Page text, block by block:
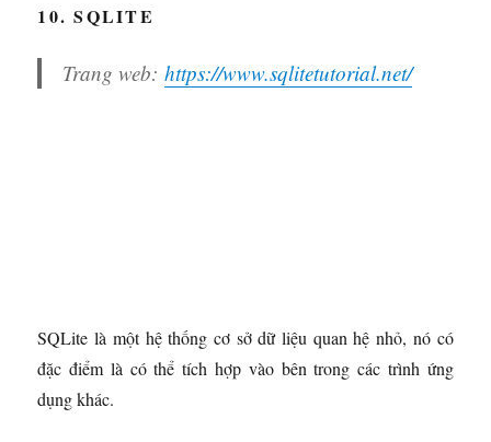
10. SQLITE
Trang web: https://www.sqlitetutorial.net/
SQLite là một hệ thống cơ sở dữ liệu quan hệ nhỏ, nó có
đặc điểm là có thể tích hợp vào bên trong các trình ứng
dụng khác.